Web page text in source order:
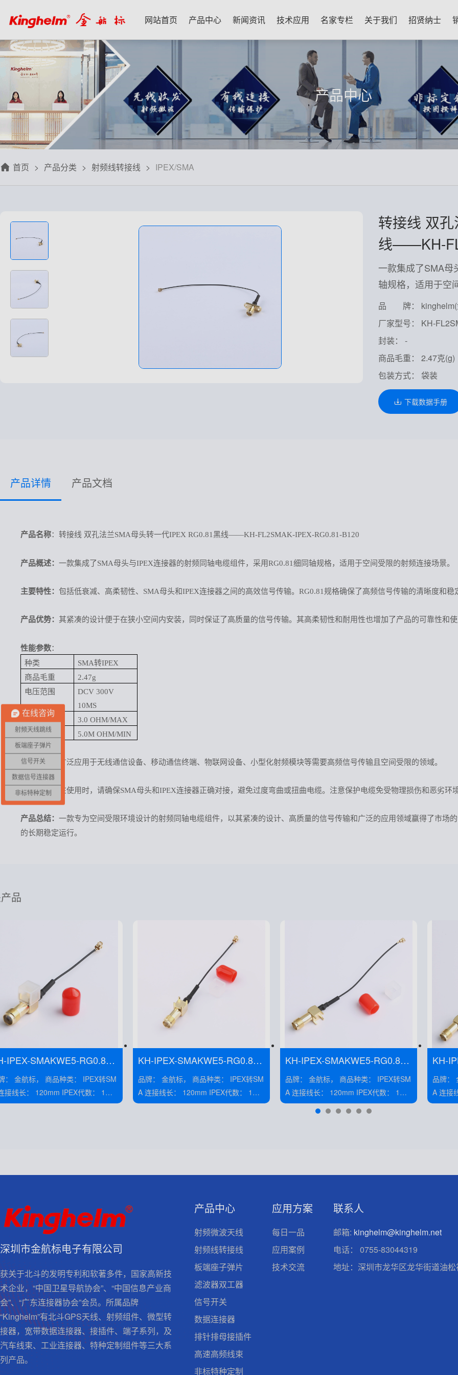
网站首页 产品中心
产品中心
射频微波天线
射频线转接线
板端座子弹片
滤波器双工器
信号开关
新闻资讯
新闻资讯
每日芯闻
行业资讯
三八八问
人文荟萃
华强北小百科
技术应用
技术应用
每日一品
应用案例
技术交流
名家专栏
名家专栏
宋仕强
林雪萍
齐大峰
刘大成
朱军山
关于我们
关于我们
关于我们
联系我们
用户协议
隐私政策
免费样品
招贤纳士
产品中心
首页 产品分类 射频线转接线 IPEX/SMA
转接线 双
线——KH-
一款集成了SMA母
轴规格，适用于空
品 牌： kinghelm(
厂家型号： KH-
封装： -
商品毛重： 2.47克(g)
包装方式： 袋装
下载数据手册
产品详情 产品文档
产品名称：转接线 双孔法兰SMA母头转一代IPEX RG0.81黑线——KH-FL2SMAK-IPEX-RG0.81-B120
产品概述： 一款集成了SMA母头与IPEX连接器的射频同轴电缆组件，采用RG0.81细同轴规格，适用于空间受限的射频连接场景。
主要特性： 包括低衰减、高柔韧性、 SMA母头和IPEX连接器之间的高效信号传输。RG0.81规格确保了高频信号传输的清晰度和稳
产品优势： 其紧凑的设计便于在狭小空间内安装，同时保证了高质量的信号传输。其高柔韧性和耐用性也增加了产品的可靠性和使
性能参数：
种类
SMA转IPEX
商品毛重
2.47g
电压范围
DCV 300V
10MS
传导电阻
3.0 OHM/MAX
绝缘电阻
5.0M OHM/MIN
应用领域： 广泛应用于无线通信设备、移动通信终端、物联网设备、小型化射频模块等需要高频信号传输且空间受限的领域。
注意事项： 在使用时，请确保SMA母头和IPEX连接器正确对接，避免过度弯曲或扭曲电缆。注意保护电缆免受物理损伤和恶劣环
产品总结： 一款专为空间受限环境设计的射频同轴电缆组件，以其紧凑的设计、高质量的信号传输和广泛的应用领域赢得了市场
的长期稳定运行。
品
IPEX-SMAKWE5-RG0.81-
航标， 商品种类： IPEX转SM
电压： 300V
KH-IPEX-SMAKWE5-RG0.81-
B60H
品牌： 金航标， 商品种类： IPEX转SM
A 连接线长： 120mm IPEX代数： 1代
额定电压： 300V
KH-IPEX-SMAKWE5-RG0.81-
B70H
品牌： 金航标， 商品种类： IPEX转SM
A 连接线长： 120mm IPEX代数： 1代
额定电压： 300V
KH-
B80H
品牌： 金航标，
A 连接线长： 120mm IPEX代数： 1代
额定电
深圳市金航标电子有限公司
获关于北斗的发明专利和软著多件，国家高新技
术企业，“中国卫星导航协会”、“中国信息产业商
会”、“广东连接器协会”会员。所属品牌
“Kinghelm”有北斗GPS天线、射频组件、微型转
接器，宽带数据连接器、接插件、端子系列，及
汽车线束、工业连接器、特种定制组件等三大系
列产品。
产品中心
射频微波天线
射频线转接线
板端座子弹片
滤波器双工器
信号开关
数据连接器
排针排母接插件
高速高频线束
非标特种定制
应用方案
每日一品
应用案例
技术交流
联系人
邮箱: kinghelm@kinghelm.net
电话：
0755-83044319
地址：深圳市龙华区龙华街道油
在线咨询
射频天线跳线
板端座子弹片
信号开关
数据信号连接器
非标特种定制